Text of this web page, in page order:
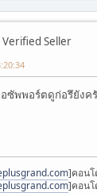
Verified Seller
ซัพพอร์ตดูก่อรึยังค
]คอน
]คอน